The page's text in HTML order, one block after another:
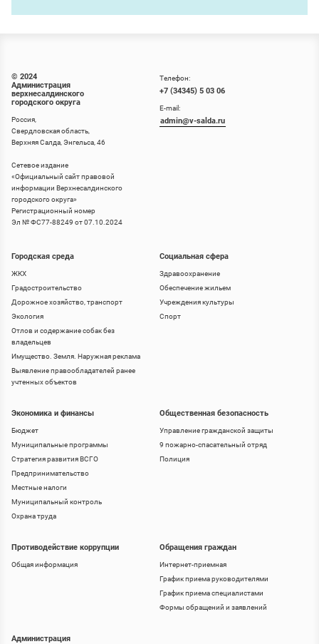
© 2024
Администрация
верхнесалдинского
городского округа
Россия,
Свердловская область,
Верхняя Салда, Энгельса, 46
Сетевое издание
«Официальный сайт правовой
информации Верхнесалдинского
городского округа»
Регистрационный номер
Эл № ФС77-88249 от 07.10.2024
Городская среда
ЖКХ
Градостроительство
Дорожное хозяйство, транспорт
Экология
Отлов и содержание собак без
владельцев
Имущество. Земля. Наружная реклама
Выявление правообладателей ранее
учтенных объектов
Социальная сфера
Здравоохранение
Обеспечение жильем
Учреждения культуры
Спорт
Телефон:
+7 (34345) 5 03 06
E-mail:
admin@v-salda.ru
Экономика и финансы
Бюджет
Муниципальные программы
Стратегия развития ВСГО
Предпринимательство
Местные налоги
Муниципальный контроль
Охрана труда
Общественная безопасность
Управление гражданской защиты
9 пожарно-спасательный отряд
Полиция
Противодействие коррупции
Общая информация
Обращения граждан
Интернет-приемная
График приема руководителями
График приема специалистами
Формы обращений и заявлений
Администрация